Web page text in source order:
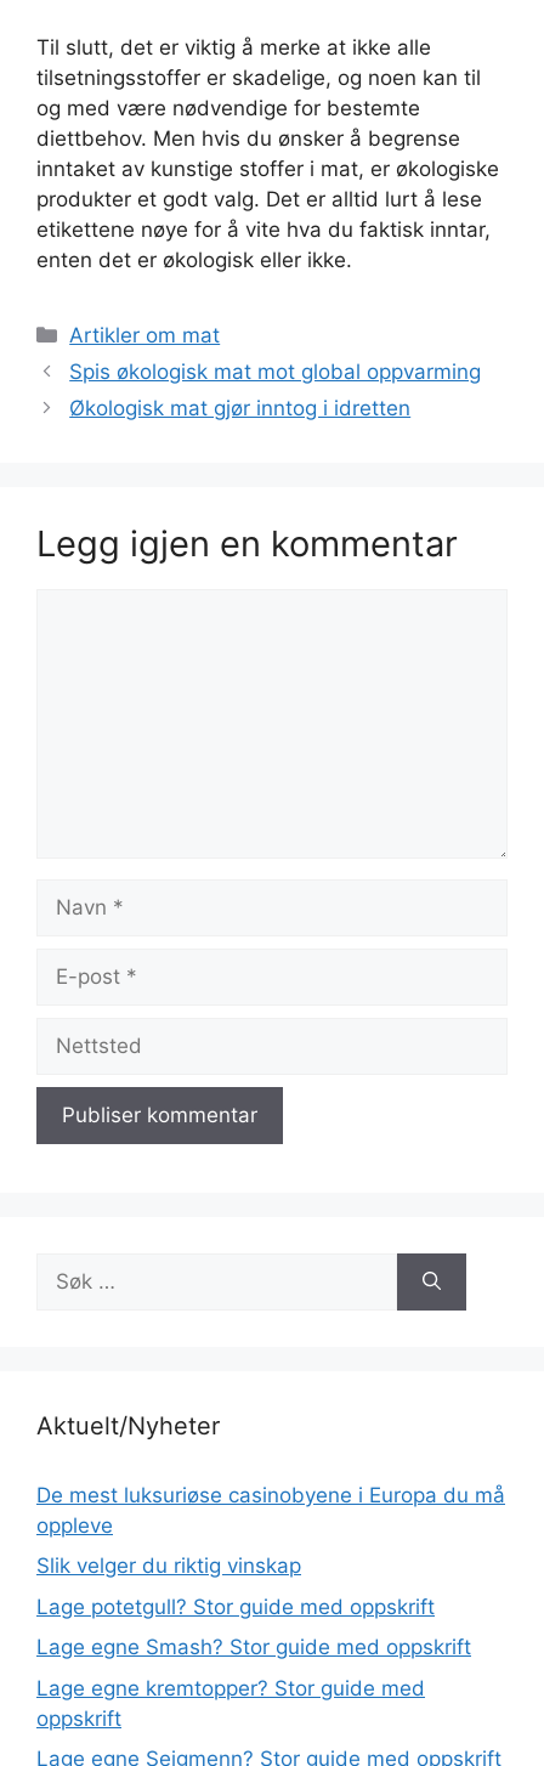
Til slutt, det er viktig å merke at ikke alle
tilsetningsstoffer er skadelige, og noen kan til
og med være nødvendige for bestemte
diettbehov. Men hvis du ønsker å begrense
inntaket av kunstige stoffer i mat, er økologiske
produkter et godt valg. Det er alltid lurt å lese
etikettene nøye for å vite hva du faktisk inntar,
enten det er økologisk eller ikke.
Kategorier
Artikler om mat
Spis økologisk mat mot global oppvarming
Økologisk mat gjør inntog i idretten
Legg igjen en kommentar
post
etter:
Aktuelt/Nyheter
De mest luksuriøse casinobyene i Europa du må
oppleve
Slik velger du riktig vinskap
Lage potetgull? Stor guide med oppskrift
Lage egne Smash? Stor guide med oppskrift
Lage egne kremtopper? Stor guide med
oppskrift
Lage egne Seigmenn? Stor guide med oppskrift